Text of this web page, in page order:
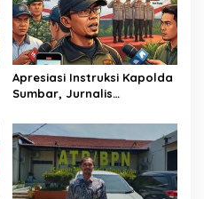
Apresiasi Instruksi Kapolda
Sumbar, Jurnalis
Pemberantasan Kejahatan
BBM dan Tambang Ilegal